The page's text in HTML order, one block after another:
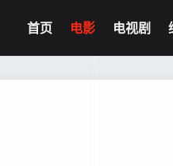
首页 电影 电视剧